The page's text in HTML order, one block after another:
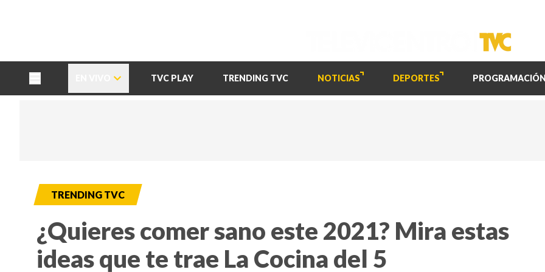
TVC PLAY TRENDING TVC NOTICIAS DEPORTES PROGRAMACIÓN
TRENDING TVC
¿Quieres comer sano este 2021? Mira estas
ideas que te trae La Cocina del 5